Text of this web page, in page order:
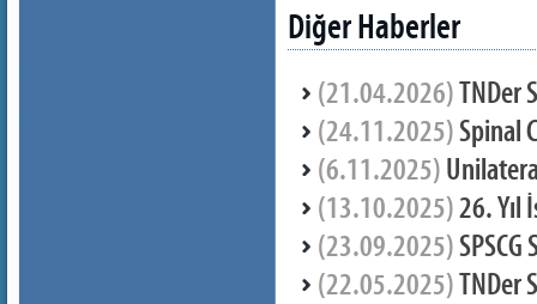
Diğer Haberler
(21.04.2026)TNDer
(24.11.2025)Spinal
(6.11.2025)
(13.10.2025)26. Yıl
(23.09.2025)
(22.05.2025)TNDer